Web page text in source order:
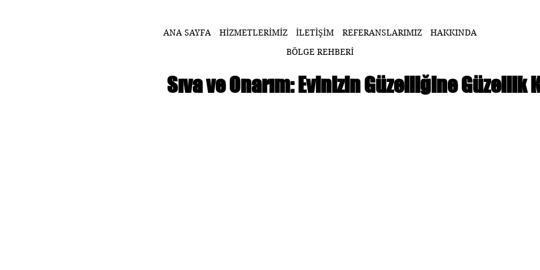
ANA SAYFA HİZMETLERİMİZ İLETİŞİM REFERANSLARIMIZ
HAKKINDA
BÖLGE REHBERİ
Sıva ve Onarım: Evinizin Güzelliğine Güzellik